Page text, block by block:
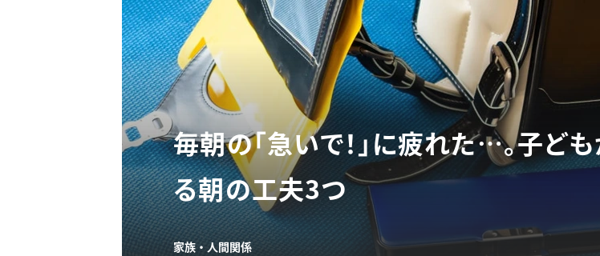
毎朝の「急いで！」に疲れた…。子ど
る朝の工夫3つ
家族・人間関係